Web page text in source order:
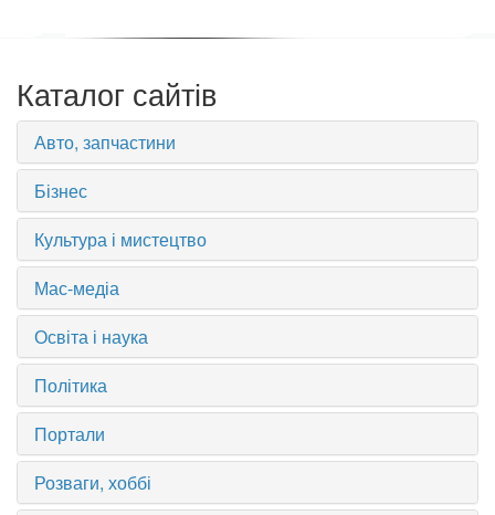
Каталог сайтів
Авто, запчастини
Бізнес
Культура і мистецтво
Мас-медіа
Освіта і наука
Політика
Портали
Розваги, хоббі